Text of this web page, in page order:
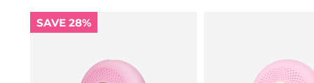
SAVE 28%